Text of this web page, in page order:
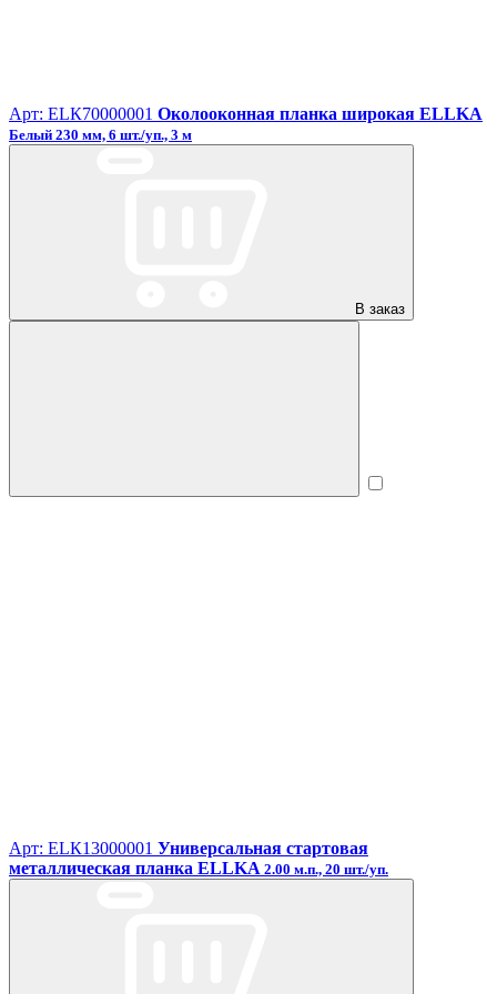
Арт: ЕLК70000001 Околооконная планка широкая ELLKA
Белый 230 мм, 6 шт./уп., 3 м
В заказ
Арт: ЕLК13000001 Универсальная стартовая
металлическая планка ELLKA 2.00 м.п., 20 шт./уп.